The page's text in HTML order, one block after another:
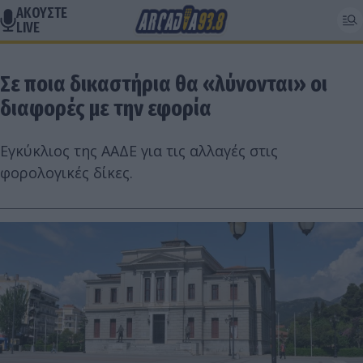
ΑΚΟΥΣΤΕ
LIVE
Σε ποια δικαστήρια θα «λύνονται» οι
διαφορές με την εφορία
Εγκύκλιος της ΑΑΔΕ για τις αλλαγές στις
φορολογικές δίκες.